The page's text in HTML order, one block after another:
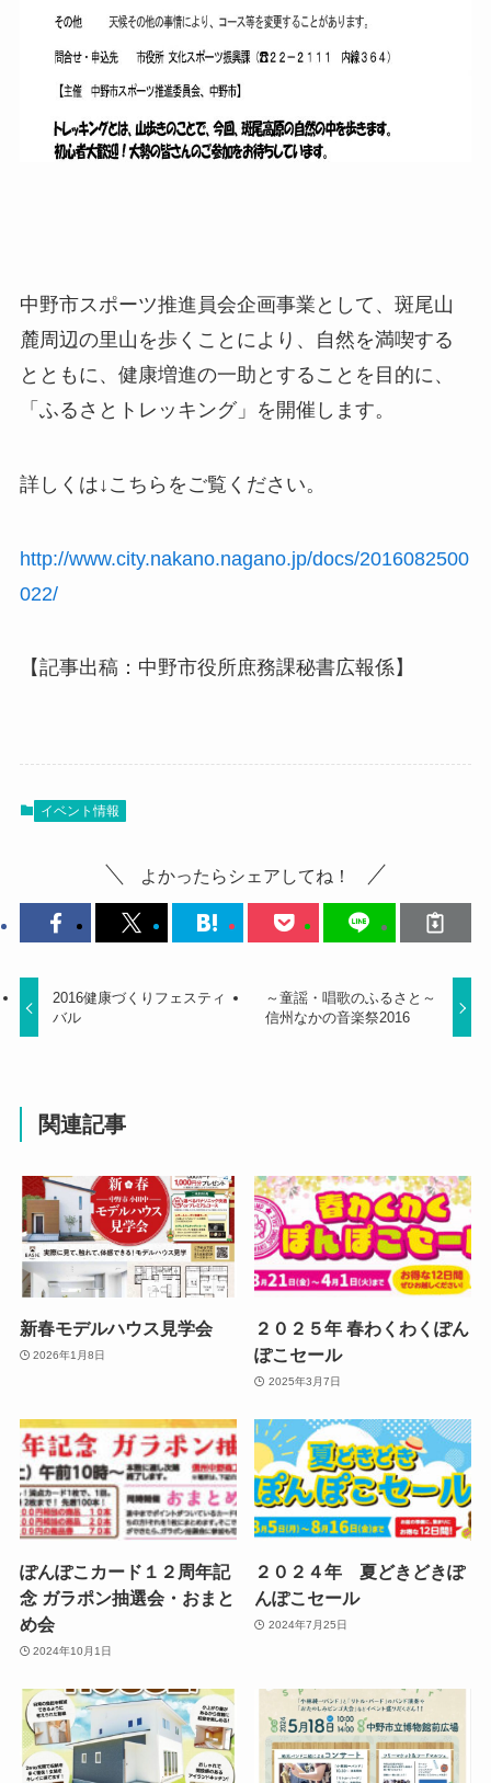
中野市スポーツ推進員会企画事業として、斑尾山
麓周辺の里山を歩くことにより、自然を満喫する
とともに、健康増進の一助とすることを目的に、
「ふるさとトレッキング」を開催します。
詳しくは↓こちらをご覧ください。
http://www.city.nakano.nagano.jp/docs/2016082500
022/
【記事出稿：中野市役所庶務課秘書広報係】
イベント情報
よかったらシェアしてね！
2016健康づくりフェスティ
バル
～童謡・唱歌のふるさと～
信州なかの音楽祭2016
関連記事
新春モデルハウス見学会
2026年1月8日
２０２５年 春わくわくぽん
ぽこセール
2025年3月7日
ぽんぽこカード１２周年記
念 ガラポン抽選会・おまと
め会
2024年10月1日
２０２４年 夏どきどきぽ
んぽこセール
2024年7月25日